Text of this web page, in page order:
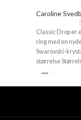
Caroline
Classic Drop er
ring med en
Swarovski-
størrelse
Materiale: